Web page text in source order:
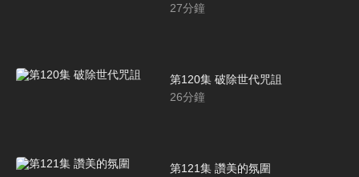
27分鐘
第120集 破除世代咒詛
26分鐘
第121集 讚美的氛圍